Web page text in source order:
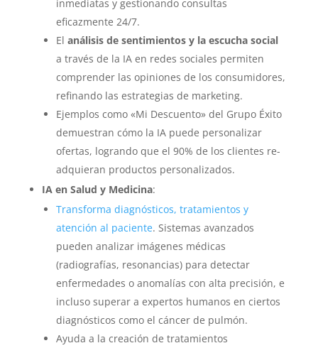
inmediatas y gestionando consultas
eficazmente 24/7.
El análisis de sentimientos y la escucha social
a través de la IA en redes sociales permiten
comprender las opiniones de los consumidores,
refinando las estrategias de marketing.
Ejemplos como «Mi Descuento» del Grupo Éxito
demuestran cómo la IA puede personalizar
ofertas, logrando que el 90% de los clientes re-
adquieran productos personalizados.
IA en Salud y Medicina:
Transforma diagnósticos, tratamientos y
atención al paciente. Sistemas avanzados
pueden analizar imágenes médicas
(radiografías, resonancias) para detectar
enfermedades o anomalías con alta precisión, e
incluso superar a expertos humanos en ciertos
diagnósticos como el cáncer de pulmón.
Ayuda a la creación de tratamientos